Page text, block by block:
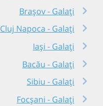
Brașov - Galați
Cluj Napoca - Galați
Iași - Galați
Bacău - Galați
Sibiu - Galați
Focșani - Galați